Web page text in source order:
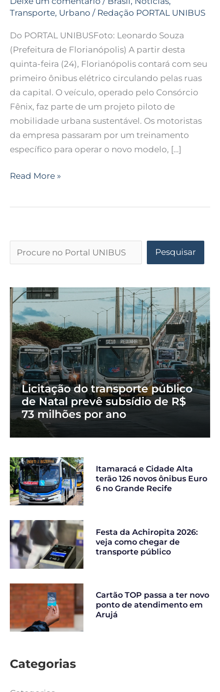
Transporte, Urbano / Redação PORTAL UNIBUS
Do PORTAL UNIBUSFoto: Leonardo Souza
(Prefeitura de Florianópolis) A partir desta
quinta-feira (24), Florianópolis contará com seu
primeiro ônibus elétrico circulando pelas ruas
da capital. O veículo, operado pelo Consórcio
Fênix, faz parte de um projeto piloto de
mobilidade urbana sustentável. Os motoristas
da empresa passaram por um treinamento
específico para operar o novo modelo, […]
Read More »
Pesquisar
Licitação do transporte público
de Natal prevê subsídio de R$
73 milhões por ano
Itamaracá e Cidade Alta
terão 126 novos ônibus Euro
6 no Grande Recife
Festa da Achiropita 2026:
veja como chegar de
transporte público
Cartão TOP passa a ter novo
ponto de atendimento em
Arujá
Categorias